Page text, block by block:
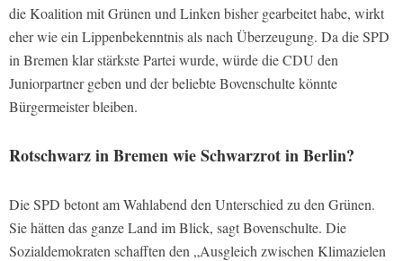
die Koalition mit Grünen und Linken bisher gearbeitet habe, wirkt
eher wie ein Lippenbekenntnis als nach Überzeugung. Da die SPD
in Bremen klar stärkste Partei wurde, würde die CDU den
Juniorpartner geben und der beliebte Bovenschulte könnte
Bürgermeister bleiben.
Rotschwarz in Bremen wie Schwarzrot in Berlin?
Die SPD betont am Wahlabend den Unterschied zu den Grünen.
Sie hätten das ganze Land im Blick, sagt Bovenschulte. Die
Sozialdemokraten schafften den „Ausgleich zwischen Klimazielen